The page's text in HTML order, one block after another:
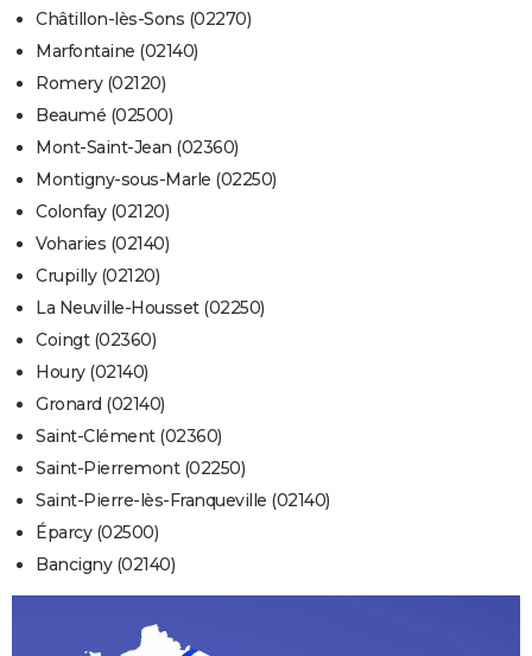
Châtillon-lès-Sons (02270)
Marfontaine (02140)
Romery (02120)
Beaumé (02500)
Mont-Saint-Jean (02360)
Montigny-sous-Marle (02250)
Colonfay (02120)
Voharies (02140)
Crupilly (02120)
La Neuville-Housset (02250)
Coingt (02360)
Houry (02140)
Gronard (02140)
Saint-Clément (02360)
Saint-Pierremont (02250)
Saint-Pierre-lès-Franqueville (02140)
Éparcy (02500)
Bancigny (02140)